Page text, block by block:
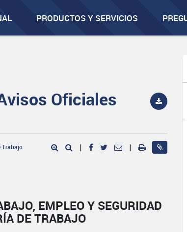
PRODUCTOS Y SERVICIOS
Oficiales
Trabajo
| |
EMPLEO Y SEGURIDAD
DE TRABAJO